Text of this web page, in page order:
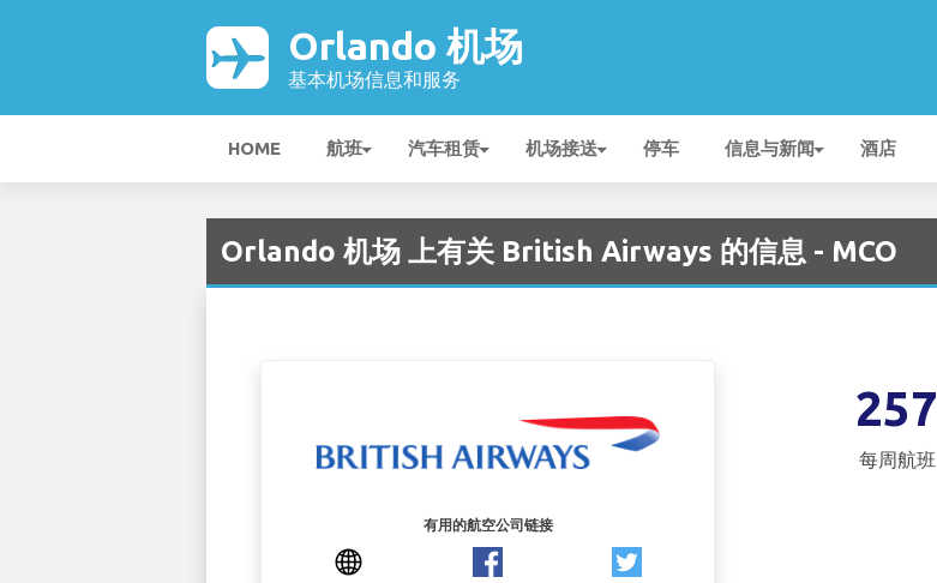
Orlando 机场
基本机场信息和服务
HOME 航班 汽车租赁 机场接送 停车 信息与新闻 酒店
Orlando 机场 上有关 British Airways 的信息 - MCO
有用的航空公司链接
257
每周航班